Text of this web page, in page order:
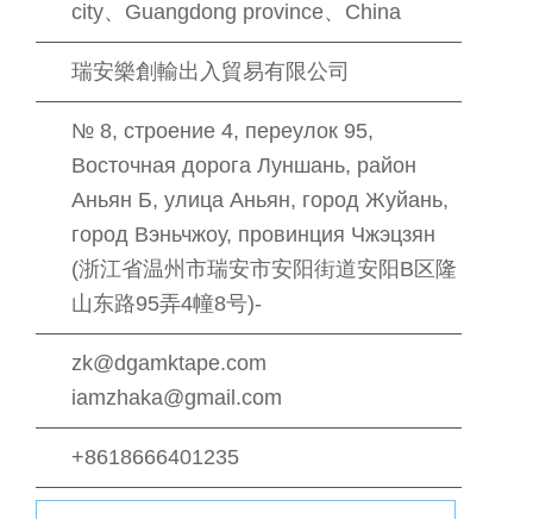
city、Guangdong province、China
瑞安樂創輸出入貿易有限公司
№ 8, строение 4, переулок 95,
Восточная дорога Луншань, район
Аньян Б, улица Аньян, город Жуйань,
город Вэньчжоу, провинция Чжэцзян
(浙江省温州市瑞安市安阳街道安阳B区隆
山东路95弄4幢8号)-
zk@dgamktape.com
iamzhaka@gmail.com
+8618666401235